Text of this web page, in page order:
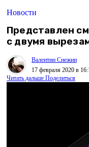
Новости
Представлен
с двумя
Валентин Снежин
17 февраля 2020 в
Читать дальше Поделиться